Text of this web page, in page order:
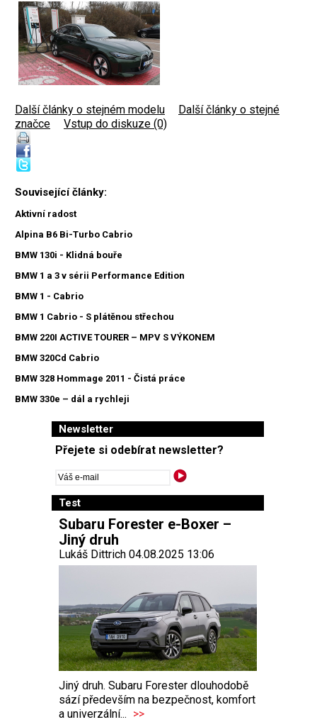
Další články o stejném modelu
Další články o stejné
značce
Vstup do diskuze (0)
Související články:
Aktivní radost
Alpina B6 Bi-Turbo Cabrio
BMW 130i - Klidná bouře
BMW 1 a 3 v sérii Performance Edition
BMW 1 - Cabrio
BMW 1 Cabrio - S plátěnou střechou
BMW 220I ACTIVE TOURER – MPV S VÝKONEM
BMW 320Cd Cabrio
BMW 328 Hommage 2011 - Čistá práce
BMW 330e – dál a rychleji
Newsletter
Přejete si odebírat newsletter?
Test
Subaru Forester e-Boxer –
Jiný druh
Lukáš Dittrich 04.08.2025 13:06
Jiný druh. Subaru Forester dlouhodobě
sází především na bezpečnost, komfort
a univerzální... >>